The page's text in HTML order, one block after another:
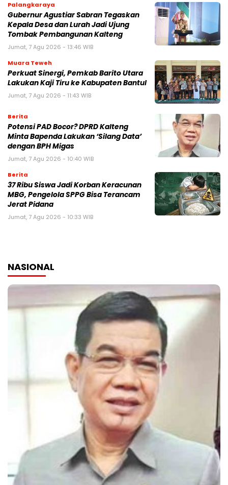
Palangkaraya
Gubernur Agustiar Sabran Tegaskan
Kepala Desa dan Lurah Jadi Ujung
Tombak Pembangunan Kalteng
Jumat, 7 Agu 2026 - 13:46 WIB
Muara Teweh
Perkuat Sinergi, Pemkab Barito Utara
Lakukan Kaji Tiru ke Kabupaten Bantul
Jumat, 7 Agu 2026 - 11:43 WIB
Berita
Potensi PAD Bocor? DPRD Kalteng
Minta Bapenda Lakukan ‘Silang Data’
dengan BPH Migas
Jumat, 7 Agu 2026 - 10:40 WIB
Berita
37 Ribu Siswa Jadi Korban Keracunan
MBG, Pengelola SPPG Bisa Terancam
Jerat Pidana
Jumat, 7 Agu 2026 - 10:33 WIB
NASIONAL